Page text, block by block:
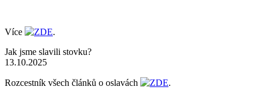
Více ZDE.
Jak jsme slavili stovku?
13.10.2025
Rozcestník všech článků o oslavách ZDE.